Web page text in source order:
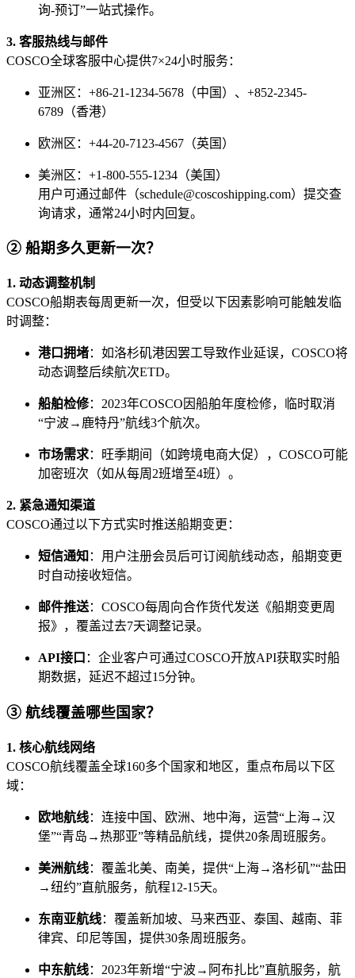
询-预订”一站式操作。
3. 客服热线与邮件
COSCO全球客服中心提供7×24小时服务：
亚洲区：+86-21-1234-5678（中国）、+852-2345-
6789（香港）
欧洲区：+44-20-7123-4567（英国）
美洲区：+1-800-555-1234（美国）
用户可通过邮件（schedule@coscoshipping.com）提交查
询请求，通常24小时内回复。
② 船期多久更新一次？
1. 动态调整机制
COSCO船期表每周更新一次，但受以下因素影响可能触发临
时调整：
港口拥堵：如洛杉矶港因罢工导致作业延误，COSCO将
动态调整后续航次ETD。
船舶检修：2023年COSCO因船舶年度检修，临时取消
“宁波→鹿特丹”航线3个航次。
市场需求：旺季期间（如跨境电商大促），COSCO可能
加密班次（如从每周2班增至4班）。
2. 紧急通知渠道
COSCO通过以下方式实时推送船期变更：
短信通知 ：用户注册会员后可订阅航线动态，船期变更
时自动接收短信。
邮件推送：COSCO每周向合作货代发送《船期变更周
报》，覆盖过去7天调整记录。
API接口 ：企业客户可通过COSCO开放API获取实时船
期数据，延迟不超过15分钟。
③ 航线覆盖哪些国家？
1. 核心航线网络
COSCO航线覆盖全球160多个国家和地区，重点布局以下区
域：
欧地航线：连接中国、欧洲、地中海，运营“上海→汉
堡”“青岛→热那亚”等精品航线，提供20条周班服务。
美洲航线：覆盖北美、南美，提供“上海→洛杉矶”“盐田
→纽约”直航服务，航程12-15天。
东南亚航线：覆盖新加坡、马来西亚、泰国、越南、菲
律宾、印尼等国，提供30条周班服务。
中东航线：2023年新增“宁波→阿布扎比”直航服务，航